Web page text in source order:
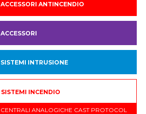
ACCESSORI ANTINCENDIO
ACCESSORI
SISTEMI INTRUSIONE
SISTEMI INCENDIO
CENTRALI ANALOGICHE CAST PROTOCOL